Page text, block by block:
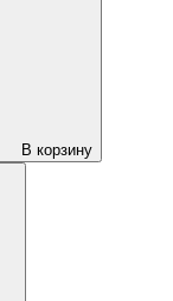
В корзину